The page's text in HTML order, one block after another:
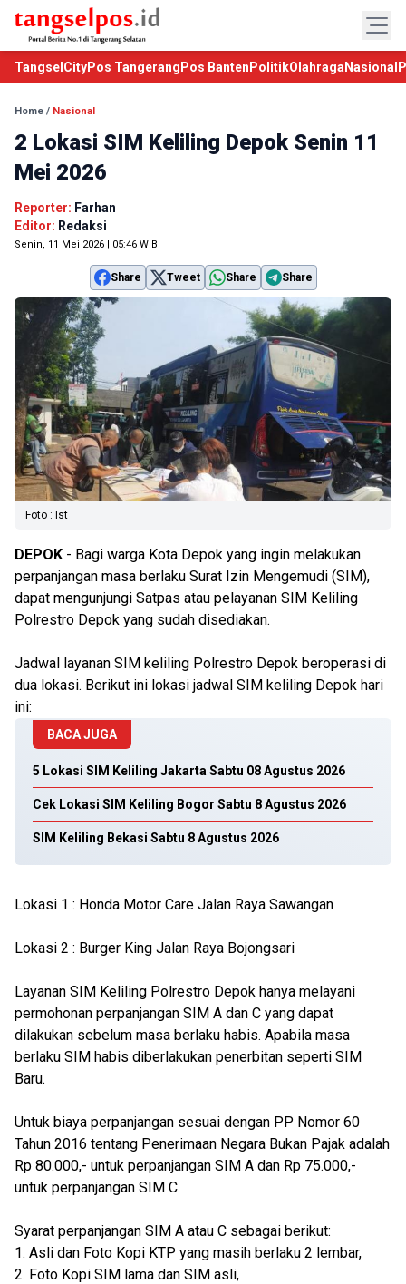
TangselCityPos Tangerang Pos Banten PolitikOlahraga Nasional
Home / Nasional
2 Lokasi SIM Keliling Depok Senin 11
Mei 2026
Reporter: Farhan
Editor: Redaksi
Senin, 11 Mei 2026 | 05:46 WIB
Share Tweet Share Share
Foto : Ist
DEPOK - Bagi warga Kota Depok yang ingin melakukan
perpanjangan masa berlaku Surat Izin Mengemudi (SIM),
dapat mengunjungi Satpas atau pelayanan SIM Keliling
Polrestro Depok yang sudah disediakan.
Jadwal layanan SIM keliling Polrestro Depok beroperasi di
dua lokasi. Berikut ini lokasi jadwal SIM keliling Depok hari
ini:
BACA JUGA
5 Lokasi SIM Keliling Jakarta Sabtu 08 Agustus 2026
Cek Lokasi SIM Keliling Bogor Sabtu 8 Agustus 2026
SIM Keliling Bekasi Sabtu 8 Agustus 2026
Lokasi 1 : Honda Motor Care Jalan Raya Sawangan
Lokasi 2 : Burger King Jalan Raya Bojongsari
Layanan SIM Keliling Polrestro Depok hanya melayani
permohonan perpanjangan SIM A dan C yang dapat
dilakukan sebelum masa berlaku habis. Apabila masa
berlaku SIM habis diberlakukan penerbitan seperti SIM
Baru.
Untuk biaya perpanjangan sesuai dengan PP Nomor 60
Tahun 2016 tentang Penerimaan Negara Bukan Pajak adalah
Rp 80.000,- untuk perpanjangan SIM A dan Rp 75.000,-
untuk perpanjangan SIM C.
Syarat perpanjangan SIM A atau C sebagai berikut:
1. Asli dan Foto Kopi KTP yang masih berlaku 2 lembar,
2. Foto Kopi SIM lama dan SIM asli,